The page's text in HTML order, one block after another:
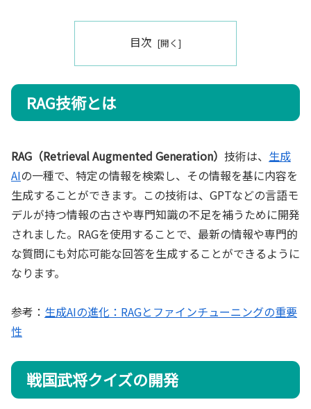
目次
RAG技術とは
RAG（Retrieval Augmented Generation） 技術は、 生成
AIの一種で、特定の情報を検索し、その情報を基に内容を
生成することができます。この技術は、GPTなどの言語モ
デルが持つ情報の古さや専門知識の不足を補うために開発
されました。RAGを使用することで、最新の情報や専門的
な質問にも対応可能な回答を生成することができるように
なります。
参考： 生成AIの進化：RAGとファインチューニングの重要
性
戦国武将クイズの開発